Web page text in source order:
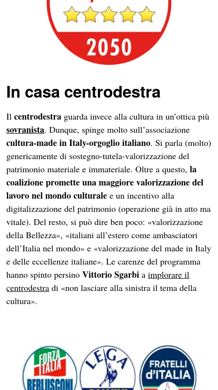
In casa centrodestra
Ilcentrodestra guarda invece alla cultura in un’ottica più
sovranista. Dunque, spinge molto sull’associazione
cultura-made in Italy-orgoglio italiano. Si parla (molto)
genericamente di sostegno-tutela-valorizzazione del
patrimonio materiale e immateriale. Oltre a questo,la
coalizione promette una maggiore valorizzazione del
lavoro nel mondo culturale e un incentivo alla
digitalizzazione del patrimonio (operazione già in atto ma
vitale). Del resto, si può dire ben poco: «valorizzazione
della Bellezza», «italiani all’estero come ambasciatori
dell’Italia nel mondo» e «valorizzazione del made in Italy
e delle eccellenze italiane». Le carenze del programma
hanno spinto persinoVittorio Sgarbiaimplorare il
centrodestra di «non lasciare alla sinistra il tema della
cultura».